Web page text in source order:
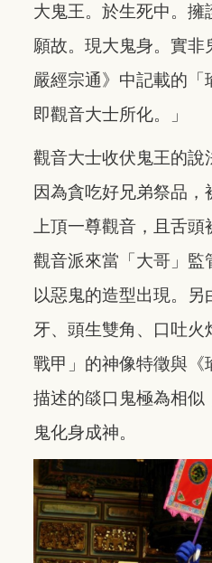
大鬼王。於生死中。擁
願故。現大鬼身。實非
嚴經宗通》中記載的「
即觀音大士所化。」
觀音大士收伏鬼王的說
因為貪吃好兄弟祭品
上頂一尊觀音，且舌
觀音派來當「大哥」監
以惡鬼的造型出現。
牙、頭生雙角、口吐
戰甲」的神像特徵與《
描述的燄口鬼極為相似
鬼化身成神。